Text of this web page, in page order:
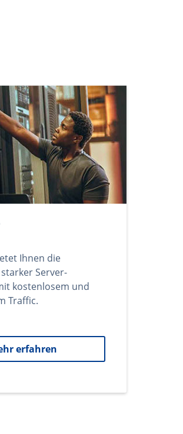
Ihnen die
Server-
kostenlosem und
Traffic.
erfahren